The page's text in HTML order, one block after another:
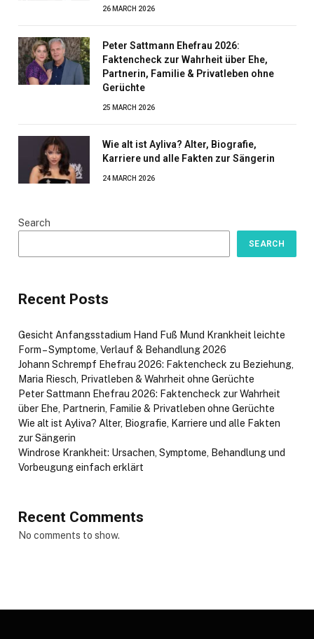
26 MARCH 2026
Peter Sattmann Ehefrau 2026:
Faktencheck zur Wahrheit über Ehe,
Partnerin, Familie & Privatleben ohne
Gerüchte
25 MARCH 2026
Wie alt ist Ayliva? Alter, Biografie,
Karriere und alle Fakten zur Sängerin
24 MARCH 2026
Search
SEARCH
Recent Posts
Gesicht Anfangsstadium Hand Fuß Mund Krankheit leichte
Form – Symptome, Verlauf & Behandlung 2026
Johann Schrempf Ehefrau 2026: Faktencheck zu Beziehung,
Maria Riesch, Privatleben & Wahrheit ohne Gerüchte
Peter Sattmann Ehefrau 2026: Faktencheck zur Wahrheit
über Ehe, Partnerin, Familie & Privatleben ohne Gerüchte
Wie alt ist Ayliva? Alter, Biografie, Karriere und alle Fakten
zur Sängerin
Windrose Krankheit: Ursachen, Symptome, Behandlung und
Vorbeugung einfach erklärt
Recent Comments
No comments to show.